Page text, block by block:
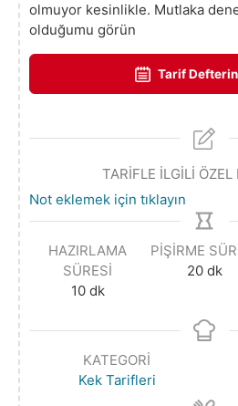
olmuyor kesinlikle. Mutlaka
olduğumu görün
Tarif
TARİFLE İLGİLİ
Not eklemek için tıklayın
HAZIRLAMA
SÜRESI
10 dk
PIŞIRME
20 dk
KATEGORI
Kek Tarifleri